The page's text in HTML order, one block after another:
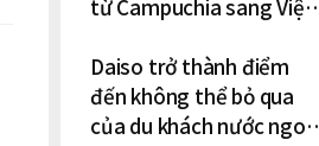
từ Campuchia sang Việt
Daiso trở thành điểm
đến không thể bỏ qua
của du khách nước ngoài